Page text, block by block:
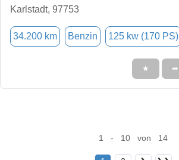
Karlstadt, 97753
34.200 km Benzin 125 kw (170 PS)
★ ➦
1 - 10 von 14